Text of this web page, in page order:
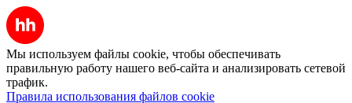
Мы используем файлы cookie, чтобы обеспечивать
правильную работу нашего веб-сайта и анализировать сетевой
трафик.
Правила использования файлов cookie